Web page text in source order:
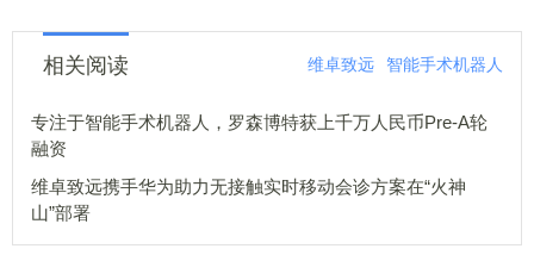
相关阅读 维卓致远 智能手术机器人
专注于智能手术机器人，罗森博特获上千万人民币Pre-A轮
融资
维卓致远携手华为助力无接触实时移动会诊方案在“火神
山”部署